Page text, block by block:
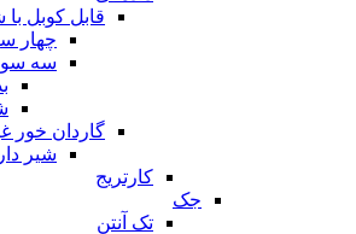
قابل کوبل
چهار
سه
گاردان خور
شیر دار
کارتریج
جک
تک آنتن